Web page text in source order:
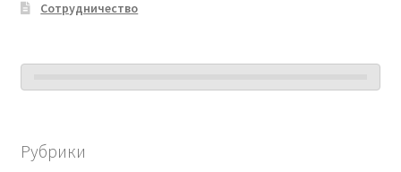
Сотрудничество
Рубрики